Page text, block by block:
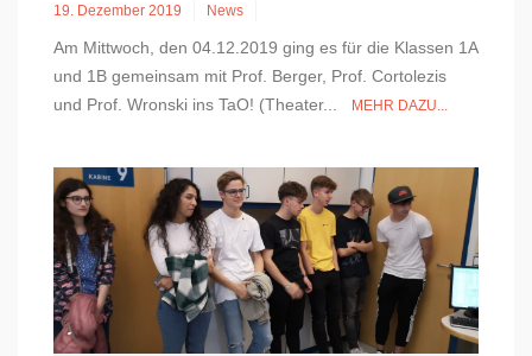
19. Dezember 2019 News
Am Mittwoch, den 04.12.2019 ging es für die Klassen 1A
und 1B gemeinsam mit Prof. Berger, Prof. Cortolezis
und Prof. Wronski ins TaO! (Theater...
MEHR DAZU...